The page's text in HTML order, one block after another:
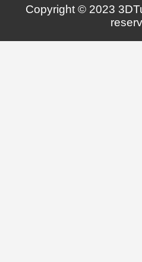
Copyright © 2023